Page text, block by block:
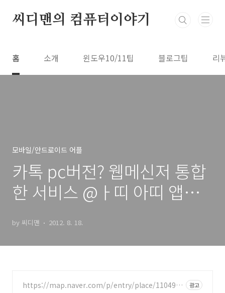
씨디맨의 컴퓨터이야기
홈 소개 윈도우10/11팁 블로그팁 리
모바일/안드로이드 어플
카톡 pc버전? 웹메신저 통합
한 서비스 @ㅏ띠 아띠 앱메
by 씨디맨 2012. 8. 18.
https://map.naver.com/p/entry/place/1104923
광고